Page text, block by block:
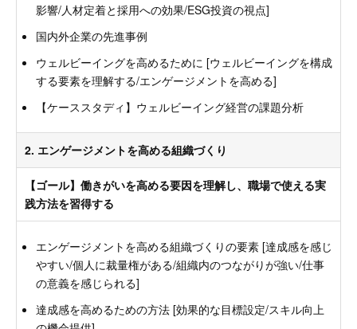
影響/人材定着と採用への効果/ESG投資の視点]
国内外企業の先進事例
ウェルビーイングを高めるために [ウェルビーイングを構成
する要素を理解する/エンゲージメントを高める]
【ケーススタディ】ウェルビーイング経営の課題分析
2. エンゲージメントを高める組織づくり
【ゴール】働きがいを高める要因を理解し、職場で使える実
践方法を習得する
エンゲージメントを高める組織づくりの要素 [達成感を感じ
やすい/個人に裁量権がある/組織内のつながりが強い/仕事
の意義を感じられる]
達成感を高めるための方法 [効果的な目標設定/スキル向上